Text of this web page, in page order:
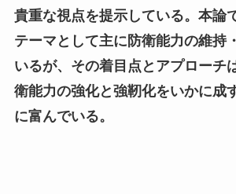
貴重な視点を提示している。本論
テーマとして主に防衛能力の維持
いるが、その着目点とアプローチ
衛能力の強化と強靭化をいかに成
に富んでいる。